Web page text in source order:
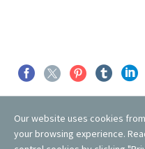
Our website uses cookies
your browsing experience.